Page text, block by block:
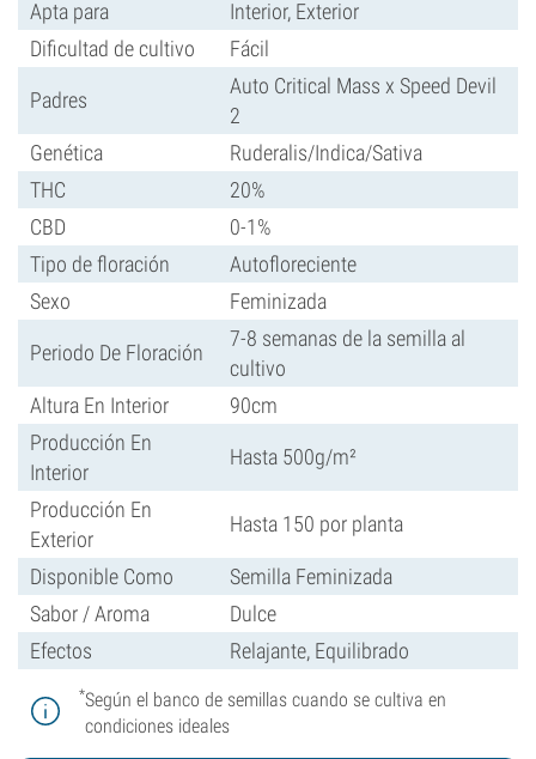
Apta para
Interior, Exterior
Dificultad de cultivo
Fácil
Padres
Auto Critical Mass x Speed Devil
2
Genética
Ruderalis/Indica/Sativa
THC
20%
CBD
0-1%
Tipo de floración
Autofloreciente
Sexo
Feminizada
Periodo De Floración
7-8 semanas de la semilla al
cultivo
Altura En Interior
90cm
Producción En
Interior
Hasta 500g/m²
Producción En
Exterior
Hasta 150 por planta
Disponible Como
Semilla Feminizada
Sabor / Aroma
Dulce
Efectos
Relajante, Equilibrado
*Según el banco de semillas cuando se cultiva en
condiciones ideales